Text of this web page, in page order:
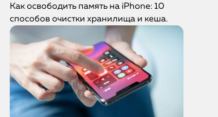
Как освободить память на iPhone: 10
способов очистки хранилища и кеша.